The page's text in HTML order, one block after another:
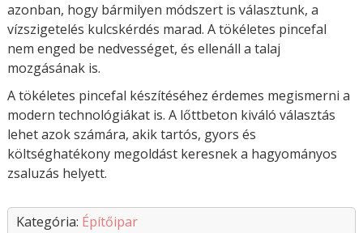
azonban, hogy bármilyen módszert is választunk, a
vízszigetelés kulcskérdés marad. A tökéletes pincefal
nem enged be nedvességet, és ellenáll a talaj
mozgásának is.
A tökéletes pincefal készítéséhez érdemes megismerni a
modern technológiákat is. A lőttbeton kiváló választás
lehet azok számára, akik tartós, gyors és
költséghatékony megoldást keresnek a hagyományos
zsaluzás helyett.
Kategória: Építőipar